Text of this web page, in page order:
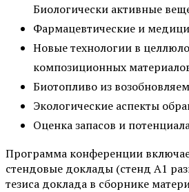
Биологически активные
Фармацевтические и
Новые технологии в
композиционных
Биотопливо из
Экологические аспекты
Оценка запасов и
Программа конференции
стендовые доклады (стенд А1
тезиса доклада в сборнике